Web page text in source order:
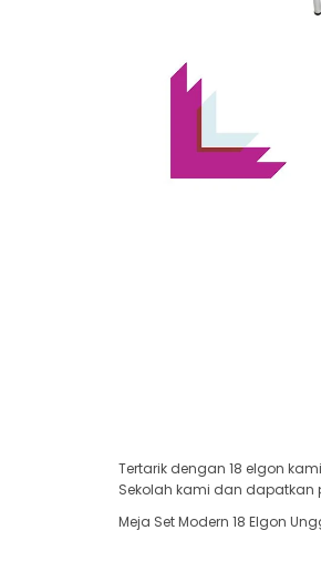
Tertarik dengan 18 elgon
Sekolah kami dan dapatkan
Meja Set Modern 18 Elgon